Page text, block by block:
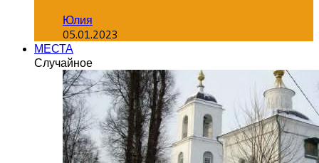
Юлия
05.01.2023
МЕСТА
Случайное